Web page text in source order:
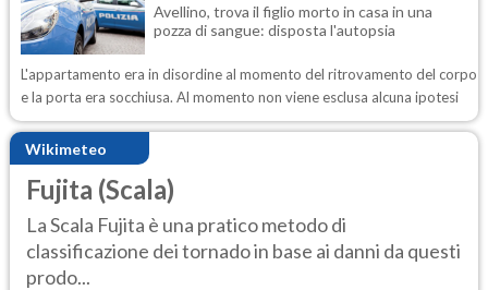
Avellino, trova il figlio morto in casa in una
pozza di sangue: disposta l'autopsia
L'appartamento era in disordine al momento del ritrovamento del corpo
e la porta era socchiusa. Al momento non viene esclusa alcuna ipotesi
Wikimeteo
Fujita (Scala)
La Scala Fujita è una pratico metodo di
classificazione dei tornado in base ai danni da questi
prodo...